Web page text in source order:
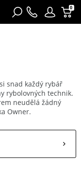
0
snad každý rybář
rybolovných technik.
neudělá žádný
Owner.